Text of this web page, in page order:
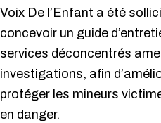
Voix De l’Enfant a été
concevoir un guide
services déconcentrés
investigations, afin
protéger les mineurs
en danger.